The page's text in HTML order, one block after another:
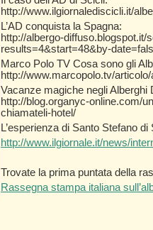
http://www.ilgiornalediscicli.it/
L’AD conquista la Spagna:
http://albergo-
results=4&start=48&by-
Marco Polo TV Cosa sono gli
http://www.marcopolo.tv/
Vacanze magiche negli Alberghi
http://blog.organyc-online.com/
chiamateli-hotel/
L’esperienza di Santo Stefano di
http://www.ilgiornale.it/news/
Trovate la prima puntata della
Rassegna stampa italiana